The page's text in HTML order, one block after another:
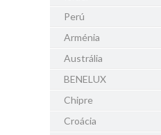
Perú
Arménia
Austrália
BENELUX
Chipre
Croácia